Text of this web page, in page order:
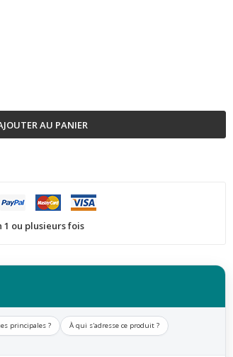
AU PANIER
1 ou plusieurs fois
principales ? À qui s'adresse ce produit ?